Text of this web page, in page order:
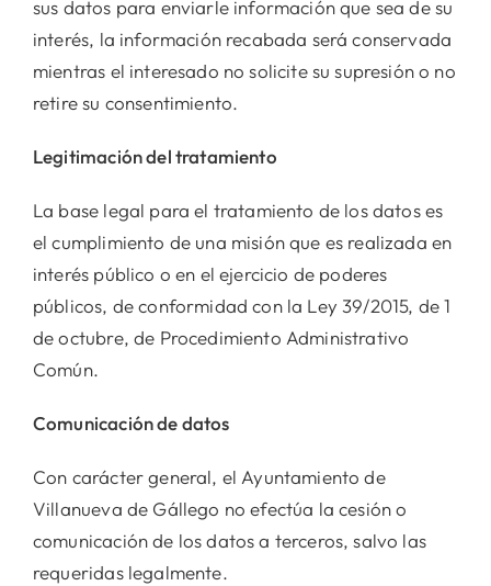
sus datos para enviarle información que sea de su
interés, la información recabada será conservada
mientras el interesado no solicite su supresión o no
retire su consentimiento.
Legitimación del tratamiento
La base legal para el tratamiento de los datos es
el cumplimiento de una misión que es realizada en
interés público o en el ejercicio de poderes
públicos, de conformidad con la Ley 39/2015, de 1
de octubre, de Procedimiento Administrativo
Común.
Comunicación de datos
Con carácter general, el Ayuntamiento de
Villanueva de Gállego no efectúa la cesión o
comunicación de los datos a terceros, salvo las
requeridas legalmente.